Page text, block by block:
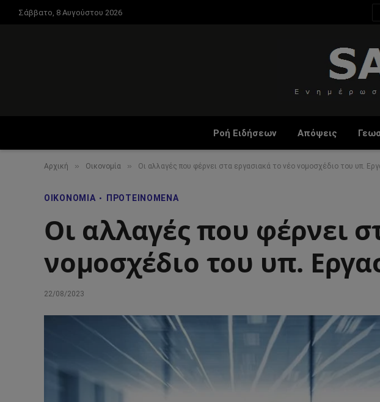
Σάββατο, 8 Αυγούστου 2026
Ροή Ειδήσεων Απόψεις
Αρχική » Οικονομία » Οι αλλαγές που φέρνει στα εργασιακά το νέο νομοσχέδιο του υπ.
ΟΙΚΟΝΟΜΊΑ ΠΡΟΤΕΙΝΌΜΕΝΑ
Οι αλλαγές που φέρνει
νομοσχέδιο του υπ.
22/08/2023